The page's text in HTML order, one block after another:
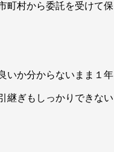
町村から委託を受けて保
いか分からないまま１年
継ぎもしっかりできない